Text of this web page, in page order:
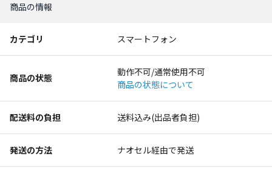
商品の情報
カテゴリ スマートフォン
商品の状態
動作不可/通常使用不可
商品の状態について
配送料の負担 送料込み(出品者負担)
発送の方法 ナオセル経由で発送